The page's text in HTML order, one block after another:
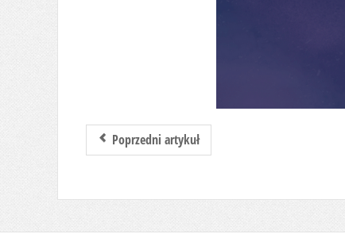
Poprzedni artykuł